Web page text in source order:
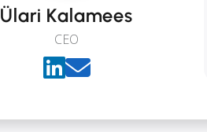
Ülari Kalamees
CEO